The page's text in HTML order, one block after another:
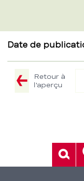
Date de
Retour à
l'aperçu